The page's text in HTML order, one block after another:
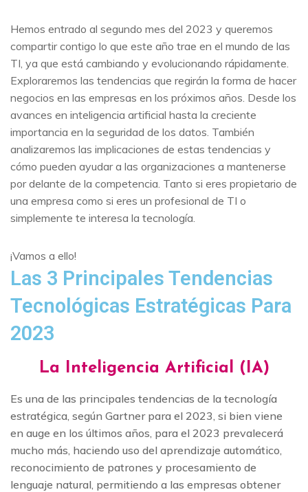
Hemos entrado al segundo mes del 2023 y queremos
compartir contigo lo que este año trae en el mundo de las
TI, ya que está cambiando y evolucionando rápidamente.
Exploraremos las tendencias que regirán la forma de hacer
negocios en las empresas en los próximos años. Desde los
avances en inteligencia artificial hasta la creciente
importancia en la seguridad de los datos. También
analizaremos las implicaciones de estas tendencias y
cómo pueden ayudar a las organizaciones a mantenerse
por delante de la competencia. Tanto si eres propietario de
una empresa como si eres un profesional de TI o
simplemente te interesa la tecnología.
¡Vamos a ello!
Las 3 Principales Tendencias
Tecnológicas Estratégicas Para
2023
La Inteligencia Artificial (IA)
Es una de las principales tendencias de la tecnología
estratégica, según Gartner para el 2023, si bien viene
en auge en los últimos años, para el 2023 prevalecerá
mucho más, haciendo uso del aprendizaje automático,
reconocimiento de patrones y procesamiento de
lenguaje natural, permitiendo a las empresas obtener